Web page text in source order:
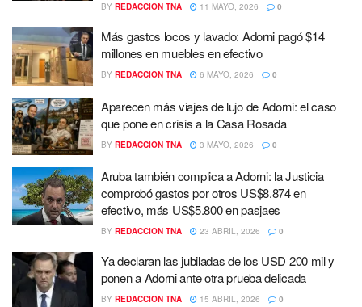
BY REDACCION TNA 11 MAYO, 2026 0
Más gastos locos y lavado: Adorni pagó $14
millones en muebles en efectivo
BY REDACCION TNA 6 MAYO, 2026 0
Aparecen más viajes de lujo de Adorni: el caso
que pone en crisis a la Casa Rosada
BY REDACCION TNA 3 MAYO, 2026 0
Aruba también complica a Adorni: la Justicia
comprobó gastos por otros US$8.874 en
efectivo, más US$5.800 en pasjaes
BY REDACCION TNA 23 ABRIL, 2026 0
Ya declaran las jubiladas de los USD 200 mil y
ponen a Adorni ante otra prueba delicada
BY REDACCION TNA 15 ABRIL, 2026 0